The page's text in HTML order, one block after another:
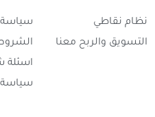
نظام نقاطي
التسويق والربح معنا
سياسة
اسئلة